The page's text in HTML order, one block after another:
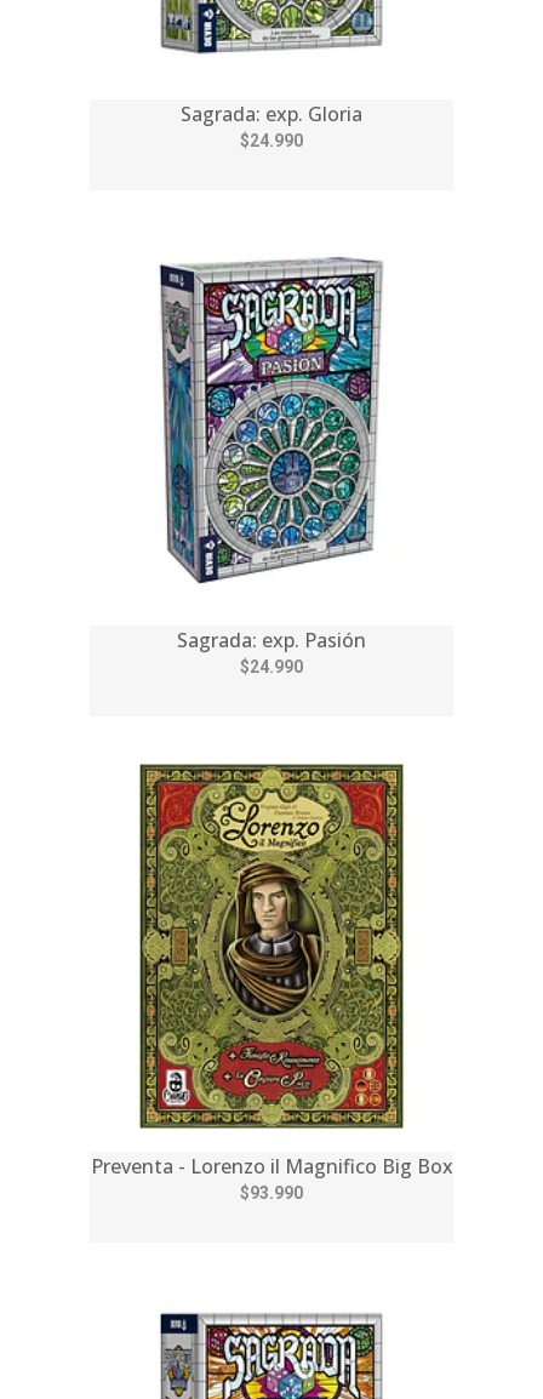
Sagrada: exp. Gloria
$24.990
Sagrada: exp. Pasión
$24.990
Preventa - Lorenzo il Magnifico Big Box
$93.990